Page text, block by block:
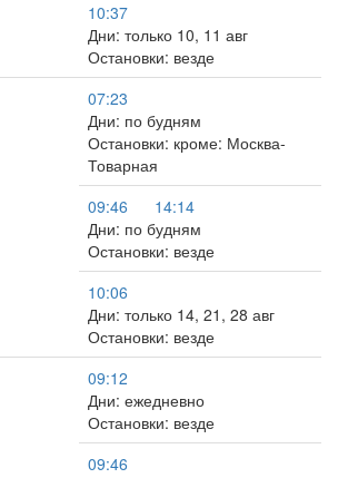
10:37
Дни: только 10, 11 авг
Остановки: везде
07:23
Дни: по будням
Остановки: кроме: Москва-
Товарная
09:46
14:14
Дни: по будням
Остановки: везде
10:06
Дни: только 14, 21, 28 авг
Остановки: везде
09:12
Дни: ежедневно
Остановки: везде
09:46